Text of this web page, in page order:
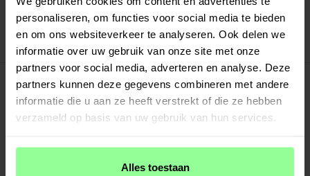
personaliseren, om functies voor social media te bieden
en om ons websiteverkeer te analyseren. Ook delen we
informatie over uw gebruik van onze site met onze
partners voor social media, adverteren en analyse. Deze
partners kunnen deze gegevens combineren met andere
informatie die u aan ze heeft verstrekt of die ze hebben
verzameld op basis van uw gebruik van hun services.
Alles toestaan
Veilig betalen met Klarna of Paypal
30 dagen retourrecht
Art number:63140 Mobique
PRODUCTBESCHRIJVING -
Schokabsorberende hoes die uitstekende bescherming biedt rondom jouw
Apple iPhone 16. De hoes is gemaakt van zacht en flexibel TPU, perfect gevormd
voor je telefoon, en biedt betrouwbare bescherming zonder de telefoon lomp